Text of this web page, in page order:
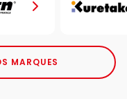
MARQUES